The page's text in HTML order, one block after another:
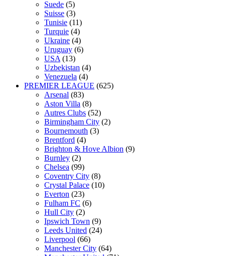
Suede (5)
Suisse (3)
Tunisie (11)
Turquie (4)
Ukraine (4)
Uruguay (6)
USA (13)
Uzbekistan (4)
Venezuela (4)
PREMIER LEAGUE (625)
Arsenal (83)
Aston Villa (8)
Autres Clubs (52)
Birmingham City (2)
Bournemouth (3)
Brentford (4)
Brighton & Hove Albion (9)
Burnley (2)
Chelsea (99)
Coventry City (8)
Crystal Palace (10)
Everton (23)
Fulham FC (6)
Hull City (2)
Ipswich Town (9)
Leeds United (24)
Liverpool (66)
Manchester City (64)